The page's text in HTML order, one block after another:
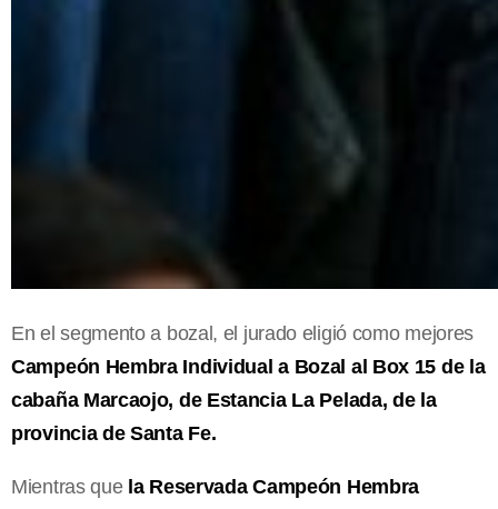
En el segmento a bozal, el jurado eligió como mejores
Campeón Hembra Individual a Bozal al Box 15 de la
cabaña Marcaojo, de Estancia La Pelada, de la
provincia de Santa Fe.
Mientras quela Reservada Campeón Hembra